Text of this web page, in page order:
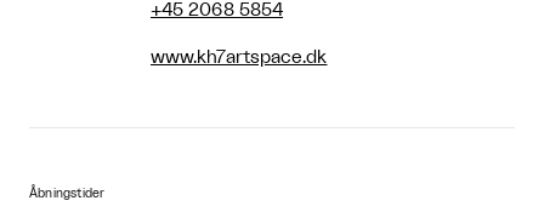
+45 2068 5854
www.kh7artspace.dk
Åbningstider